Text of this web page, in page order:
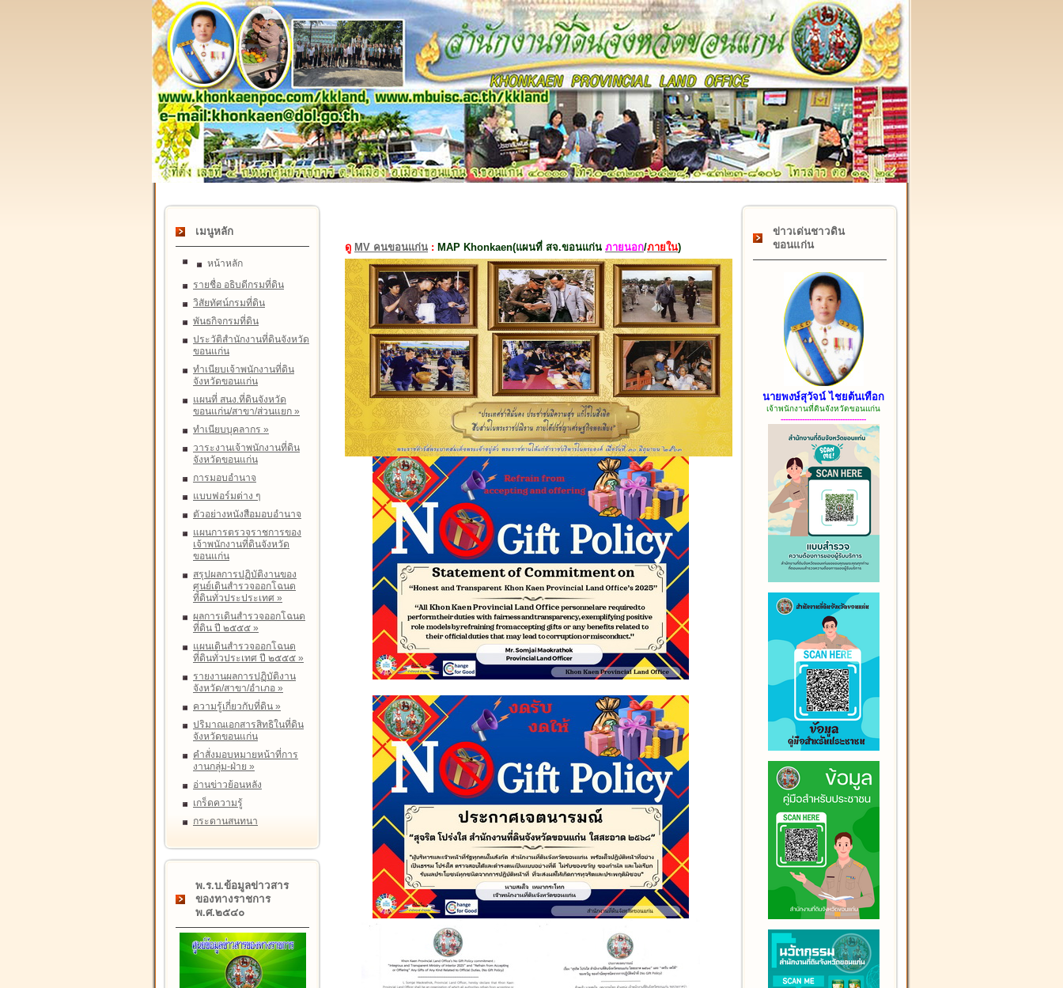
เมนูหลัก
หน้าหลัก
รายชื่อ อธิบดีกรมที่ดิน
วิสัยทัศน์กรมที่ดิน
พันธกิจกรมที่ดิน
ประวัติสำนักงานที่ดินจังหวัด
ขอนแก่น
ทำเนียบเจ้าพนักงานที่ดิน
จังหวัดขอนแก่น
แผนที่ สนง.ที่ดินจังหวัด
ขอนแก่น/สาขา/ส่วนแยก »
ทำเนียบบุคลากร »
วาระงานเจ้าพนักงานที่ดิน
จังหวัดขอนแก่น
การมอบอำนาจ
แบบฟอร์มต่าง ๆ
ตัวอย่างหนังสือมอบอำนาจ
แผนการตรวจราชการของ
เจ้าพนักงานที่ดินจังหวัด
ขอนแก่น
สรุปผลการปฏิบัติงานของ
ศูนย์เดินสำรวจออกโฉนด
ที่ดินทั่วประประเทศ »
ผลการเดินสำรวจออกโฉนด
ที่ดิน ปี ๒๕๕๕ »
แผนเดินสำรวจออกโฉนด
ที่ดินทั่วประเทศ ปี ๒๕๕๕ »
รายงานผลการปฏิบัติงาน
จังหวัด/สาขา/อำเภอ »
ความรู้เกี่ยวกับที่ดิน »
ปริมาณเอกสารสิทธิในที่ดิน
จังหวัดขอนแก่น
คำสั่งมอบหมายหน้าที่การ
งานกลุ่ม-ฝ่าย »
อ่านข่าวย้อนหลัง
เกร็ดความรู้
กระดานสนทนา
พ.ร.บ.ข้อมูลข่าวสาร
ของทางราชการ
พ.ศ.๒๕๔๐
๑๗ กุมภาพันธ์ "วันคล้ายวันสถาปนากรมที่ดิน" ครบรอบ ๑๒
ดู MV คนขอนแก่น : MAP Khonkaen(แผนที่ สจ.ขอนแก่น ภายนอก/ภายใน)
ข่าวเด่นชาวดิน
ขอนแก่น
นายพงษ์สุวัจน์ ไชยต้นเทือก
เจ้าพนักงานที่ดินจังหวัดขอนแก่น
------------------------------------